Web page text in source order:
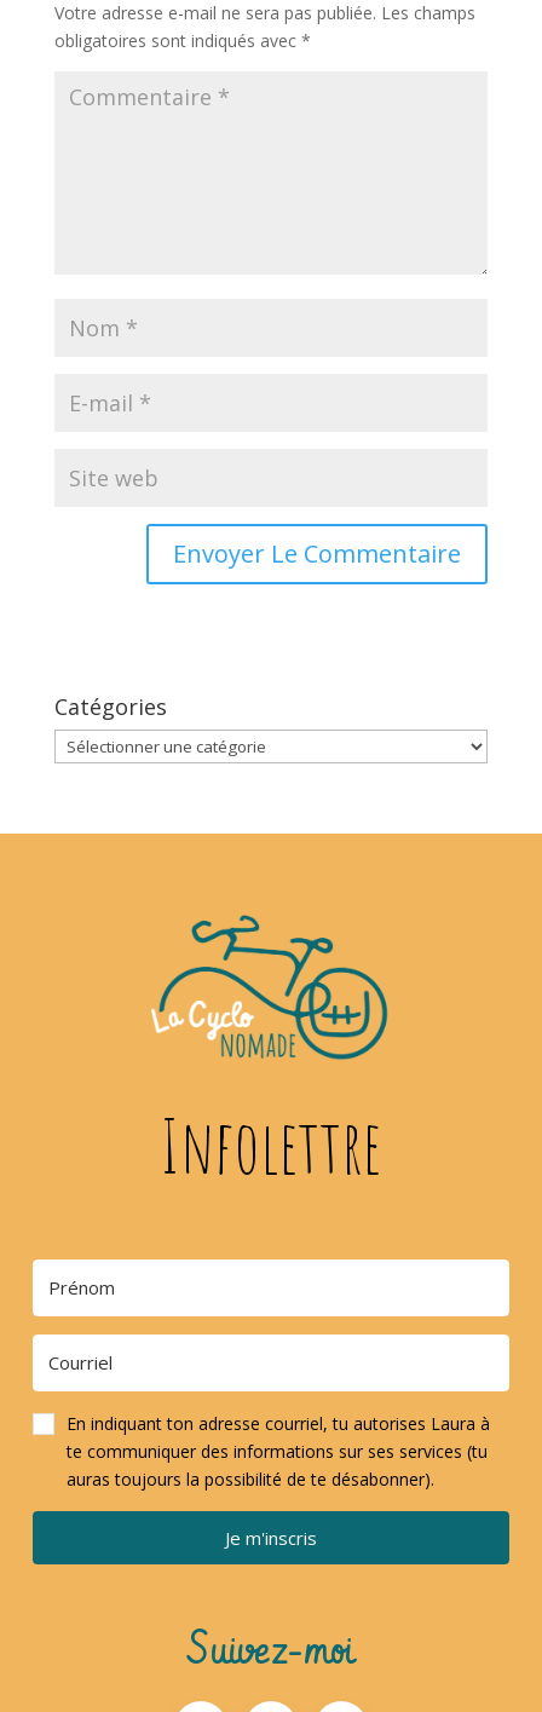
Votre adresse e-mail ne sera pas publiée. Les champs
obligatoires sont indiqués avec *
Catégories
Catégories
Infolettre
En indiquant ton adresse courriel, tu autorises Laura à
te communiquer des informations sur ses services (tu
auras toujours la possibilité de te désabonner).
Je m'inscris
Suivez-moi